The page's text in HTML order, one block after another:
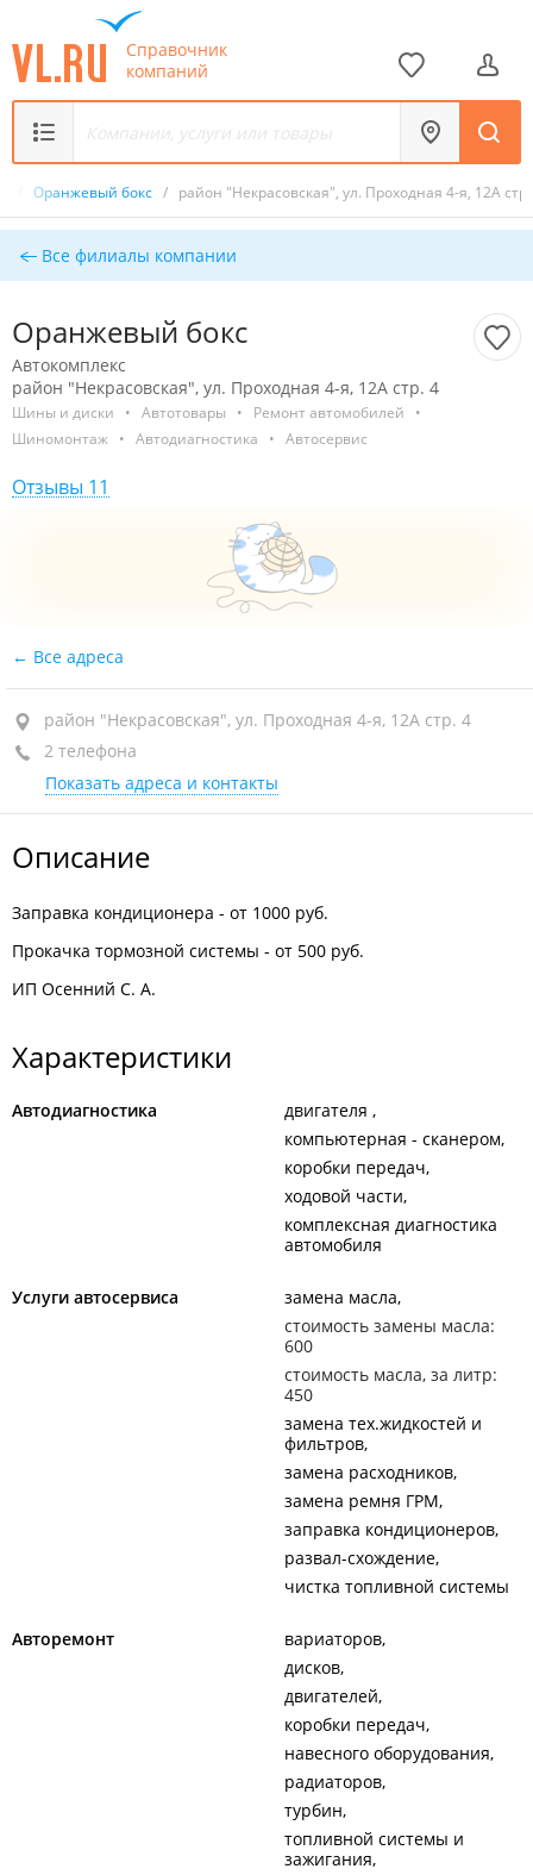
Справочник
компаний
Оранжевый бокс / район "Некрасовская", ул. Проходная 4-я, 12А
Все филиалы компании
Оранжевый бокс
Автокомплекс
район "Некрасовская", ул. Проходная 4-я, 12А стр. 4
Шины и диски • Автотовары • Ремонт автомобилей
•
Шиномонтаж • Автодиагностика • Автосервис
Отзывы 11
Все адреса
район "Некрасовская", ул. Проходная 4-я, 12А стр. 4
2 телефона
Показать адреса и контакты
Описание
Заправка кондиционера - от 1000 руб.
Прокачка тормозной системы - от 500 руб.
ИП Осенний С. А.
Характеристики
Автодиагностика
двигателя
компьютерная - сканером
коробки передач
ходовой части
комплексная диагностика
автомобиля
Услуги автосервиса
замена масла
стоимость замены масла:
600
стоимость масла, за литр:
450
замена тех.жидкостей и
фильтров
замена расходников
замена ремня ГРМ
заправка кондиционеров
развал-схождение
чистка топливной системы
Авторемонт
вариаторов
дисков
двигателей
коробки передач
навесного оборудования
радиаторов
турбин
топливной системы и
зажигания